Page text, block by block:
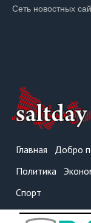
Сеть новостных
Главная Добро
Политика
Спорт